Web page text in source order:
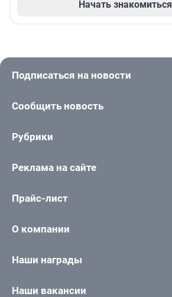
Начать знакомиться
Подписаться на новости
Сообщить новость
Рубрики
Реклама на сайте
Прайс-лист
О компании
Наши награды
Наши вакансии